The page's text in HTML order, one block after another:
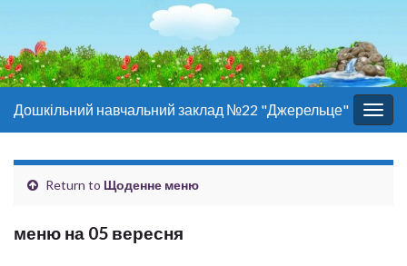
Дошкільний навчальний заклад №22 "Джерельце"
Return to Щоденне меню
меню на 05 вересня